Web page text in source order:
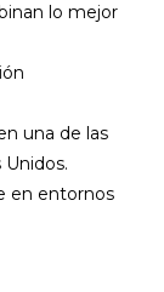
lo mejor
una de las
en entornos